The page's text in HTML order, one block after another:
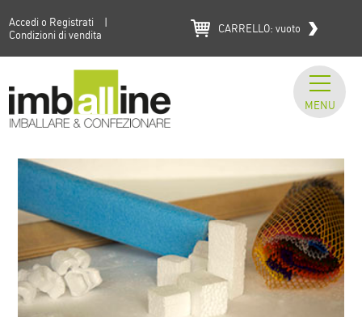
Accedi o Registrati
|
Condizioni di vendita
CARRELLO: vuoto
MENU